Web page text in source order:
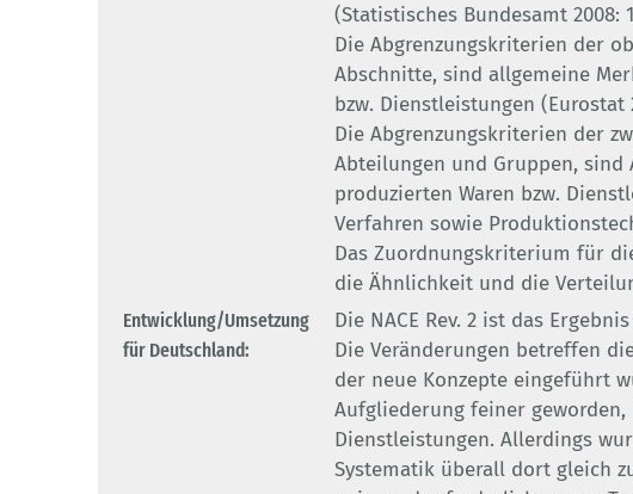
(Statistisches Bundesamt 2008:
Die Abgrenzungskriterien der
Abschnitte, sind allgemeine
bzw. Dienstleistungen (Eurostat
Die Abgrenzungskriterien der
Abteilungen und Gruppen, sind
produzierten Waren bzw.
Verfahren sowie
Das Zuordnungskriterium für
die Ähnlichkeit und die
Entwicklung/Umsetzung
für Deutschland:
Die NACE Rev. 2 ist das
Die Veränderungen betreffen
der neue Konzepte eingeführt
Aufgliederung feiner
Dienstleistungen. Allerdings
Systematik überall dort gleich